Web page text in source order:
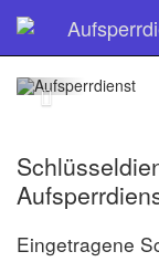
Eingetragene